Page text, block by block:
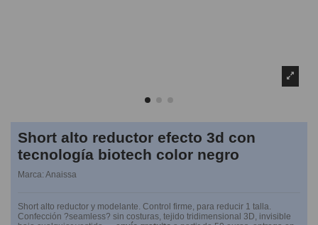
Short alto reductor efecto 3d con
tecnología biotech color negro
Marca: Anaissa
Short alto reductor y modelante. Control firme, para reducir 1 talla.
Confección ?seamless? sin costuras, tejido tridimensional 3D, invisible